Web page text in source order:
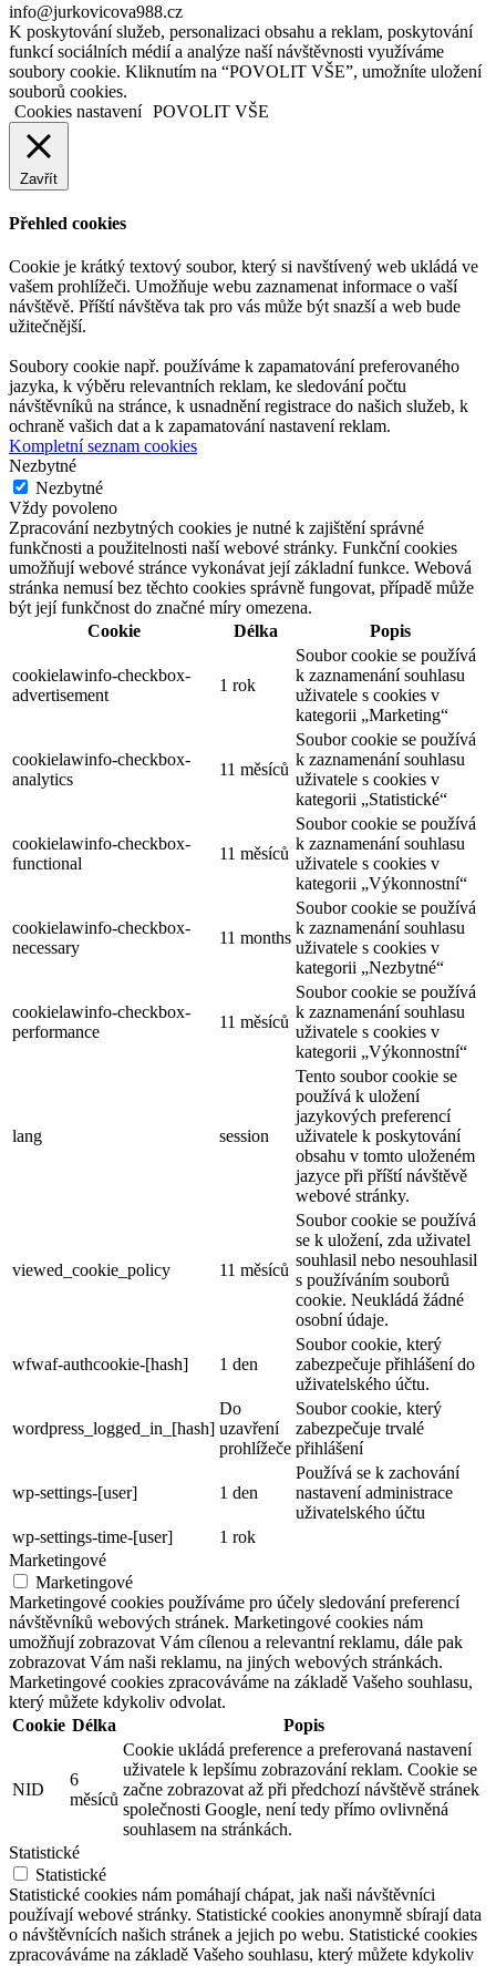
info@jurkovicova988.cz
K poskytování služeb, personalizaci obsahu a reklam, poskytování
funkcí sociálních médií a analýze naší návštěvnosti využíváme
soubory cookie. Kliknutím na “POVOLIT VŠE”, umožníte uložení
souborů cookies.
Cookies nastavení POVOLIT VŠE
Zavřít
Přehled cookies
Cookie je krátký textový soubor, který si navštívený web ukládá ve
vašem prohlížeči. Umožňuje webu zaznamenat informace o vaší
návštěvě. Příští návštěva tak pro vás může být snazší a web bude
užitečnější.
Soubory cookie např. používáme k zapamatování preferovaného
jazyka, k výběru relevantních reklam, ke sledování počtu
návštěvníků na stránce, k usnadnění registrace do našich služeb, k
ochraně vašich dat a k zapamatování nastavení reklam.
Kompletní seznam cookies
Nezbytné
Nezbytné
Vždy povoleno
Zpracování nezbytných cookies je nutné k zajištění správné
funkčnosti a použitelnosti naší webové stránky. Funkční cookies
umožňují webové stránce vykonávat její základní funkce. Webová
stránka nemusí bez těchto cookies správně fungovat, případě může
být její funkčnost do značné míry omezena.
Cookie
Délka Popis
cookielawinfo-checkbox-
advertisement
1 rok
Soubor cookie se používá
k zaznamenání souhlasu
uživatele s cookies v
kategorii „Marketing“
cookielawinfo-checkbox-
analytics
11 měsíců
Soubor cookie se používá
k zaznamenání souhlasu
uživatele s cookies v
kategorii „Statistické“
cookielawinfo-checkbox-
functional
11 měsíců
Soubor cookie se používá
k zaznamenání souhlasu
uživatele s cookies v
kategorii „Výkonnostní“
cookielawinfo-checkbox-
necessary
11 months
Soubor cookie se používá
k zaznamenání souhlasu
uživatele s cookies v
kategorii „Nezbytné“
cookielawinfo-checkbox-
performance
11 měsíců
Soubor cookie se používá
k zaznamenání souhlasu
uživatele s cookies v
kategorii „Výkonnostní“
lang session
Tento soubor cookie se
používá k uložení
jazykových preferencí
uživatele k poskytování
obsahu v tomto uloženém
jazyce při příští návštěvě
webové stránky.
viewed_cookie_policy 11 měsíců
Soubor cookie se používá
se k uložení, zda uživatel
souhlasil nebo nesouhlasil
s používáním souborů
cookie. Neukládá žádné
osobní údaje.
wfwaf-authcookie-[hash] 1 den
Soubor cookie, který
zabezpečuje přihlášení do
uživatelského účtu.
wordpress_logged_in_[hash]
Do
uzavření
prohlížeče
Soubor cookie, který
zabezpečuje trvalé
přihlášení
wp-settings-[user] 1 den
Používá se k zachování
nastavení administrace
uživatelského účtu
wp-settings-time-[user]
1 rok
Marketingové
Marketingové
Marketingové cookies používáme pro účely sledování preferencí
návštěvníků webových stránek. Marketingové cookies nám
umožňují zobrazovat Vám cílenou a relevantní reklamu, dále pak
zobrazovat Vám naši reklamu, na jiných webových stránkách.
Marketingové cookies zpracováváme na základě Vašeho souhlasu,
který můžete kdykoliv odvolat.
Cookie Délka Popis
NID
6
měsíců
Cookie ukládá preference a preferovaná nastavení
uživatele k lepšímu zobrazování reklam. Cookie se
začne zobrazovat až při předchozí návštěvě stránek
společnosti Google, není tedy přímo ovlivněná
souhlasem na stránkách.
Statistické
Statistické
Statistické cookies nám pomáhají chápat, jak naši návštěvníci
používají webové stránky. Statistické cookies anonymně sbírají data
o návštěvnících našich stránek a jejich po webu. Statistické cookies
zpracováváme na základě Vašeho souhlasu, který můžete kdykoliv